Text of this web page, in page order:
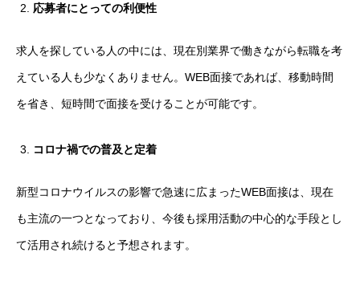
応募者にとっての利便性
求人を探している人の中には、現在別業界で働きながら転職を考
えている人も少なくありません。WEB面接であれば、移動時間
を省き、短時間で面接を受けることが可能です。
コロナ禍での普及と定着
新型コロナウイルスの影響で急速に広まったWEB面接は、現在
も主流の一つとなっており、今後も採用活動の中心的な手段とし
て活用され続けると予想されます。